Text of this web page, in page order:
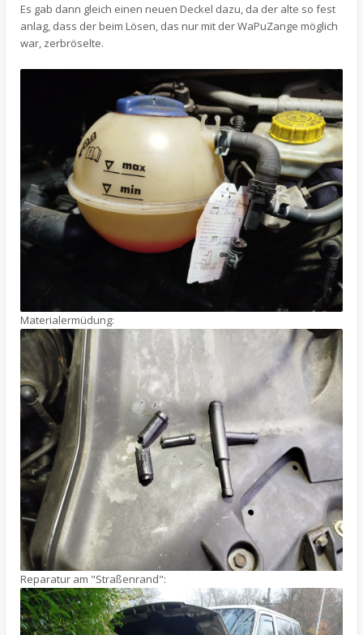
Es gab dann gleich einen neuen Deckel dazu, da der alte so fest
anlag, dass der beim Lösen, das nur mit der WaPuZange möglich
war, zerbröselte.
Materialermüdung:
Reparatur am "Straßenrand":